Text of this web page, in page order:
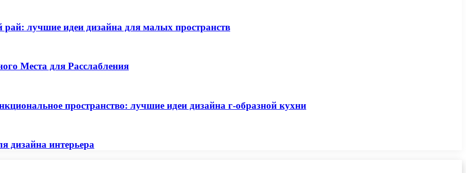
лучшие идеи дизайна для малых пространств
Места для Расслабления
пространство: лучшие идеи дизайна г-образной кухни
дизайна интерьера